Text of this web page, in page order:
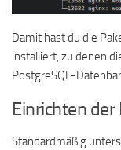
Damit hast du die
installiert, zu denen
PostgreSQL-
Einrichten
Standardmäßig